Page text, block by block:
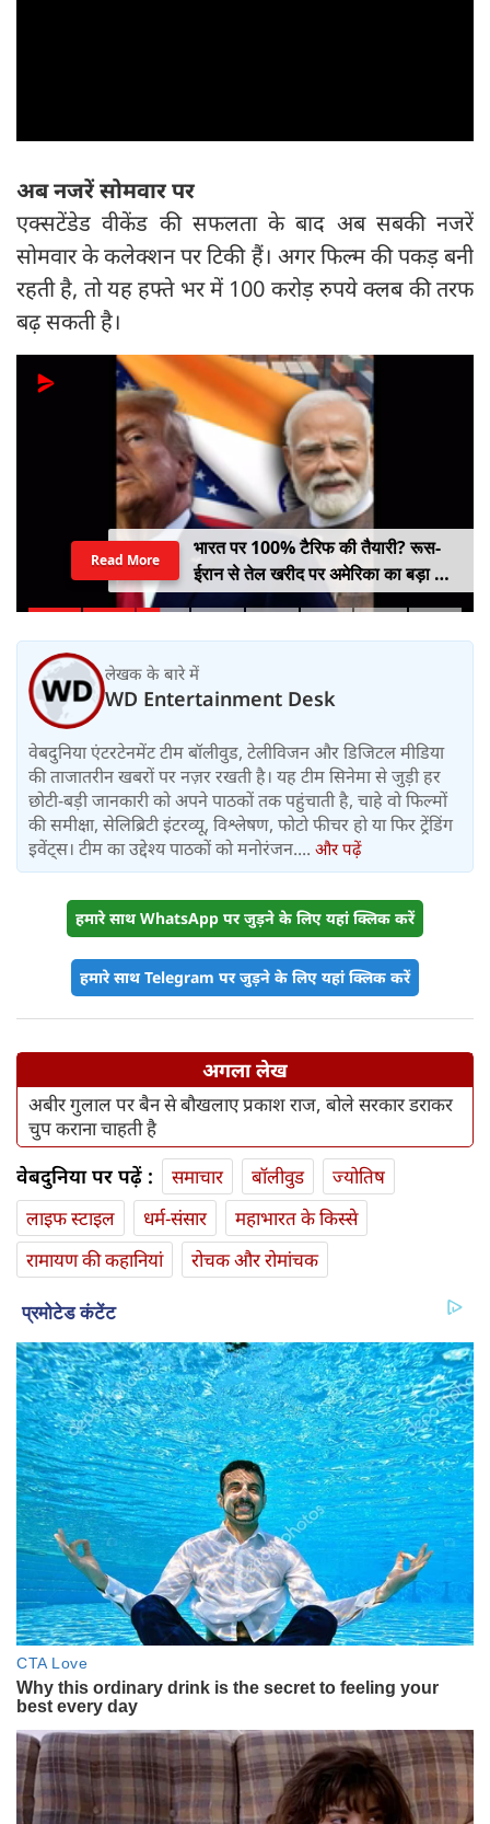
अब नजरें सोमवार पर
एक्सटेंडेड वीकेंड की सफलता के बाद अब सबकी नजरें
सोमवार के कलेक्शन पर टिकी हैं। अगर फिल्म की पकड़ बनी
रहती है, तो यह हफ्ते भर में 100 करोड़ रुपये क्लब की तरफ
बढ़ सकती है।
भारत पर 100% टैरिफ की तैयारी? रूस-
ईरान से तेल खरीद पर अमेरिका का बड़ा वार,
सीनेट में बिल पास
Read More
लेखक के बारे में
WD Entertainment Desk
वेबदुनिया एंटरटेनमेंट टीम बॉलीवुड, टेलीविजन और डिजिटल मीडिया
की ताजातरीन खबरों पर नज़र रखती है। यह टीम सिनेमा से जुड़ी हर
छोटी-बड़ी जानकारी को अपने पाठकों तक पहुंचाती है, चाहे वो फिल्मों
की समीक्षा, सेलिब्रिटी इंटरव्यू, विश्लेषण, फोटो फीचर हो या फिर ट्रेंडिंग
इवेंट्स। टीम का उद्देश्य पाठकों को मनोरंजन.... और पढ़ें
हमारे साथ WhatsApp पर जुड़ने के लिए यहां क्लिक करें
हमारे साथ Telegram पर जुड़ने के लिए यहां क्लिक करें
अगला लेख
अबीर गुलाल पर बैन से बौखलाए प्रकाश राज, बोले सरकार डराकर
चुप कराना चाहती है
वेबदुनिया पर पढ़ें : समाचार बॉलीवुड
ज्योतिष
लाइफ स्‍टाइल
धर्म-संसार
महाभारत के किस्से
रामायण की कहानियां
रोचक और रोमांचक